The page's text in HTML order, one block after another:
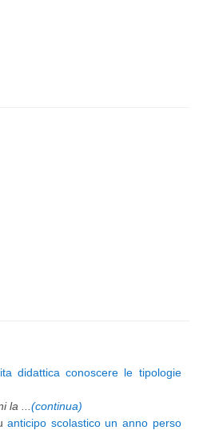
didattica conoscere le tipologie
la ... (continua)
anticipo scolastico un anno perso